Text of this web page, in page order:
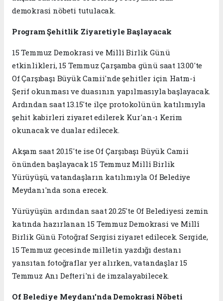
demokrasi nöbeti tutulacak.
Program Şehitlik Ziyaretiyle Başlayacak
15 Temmuz Demokrasi ve Millî Birlik Günü
etkinlikleri, 15 Temmuz Çarşamba günü saat 13.00'te
Of Çarşıbaşı Büyük Camii'nde şehitler için Hatm-i
Şerif okunması ve duasının yapılmasıyla başlayacak.
Ardından saat 13.15'te ilçe protokolünün katılımıyla
şehit kabirleri ziyaret edilerek Kur'an-ı Kerim
okunacak ve dualar edilecek.
Akşam saat 20.15'te ise Of Çarşıbaşı Büyük Camii
önünden başlayacak 15 Temmuz Millî Birlik
Yürüyüşü, vatandaşların katılımıyla Of Belediye
Meydanı'nda sona erecek.
Yürüyüşün ardından saat 20.25'te Of Belediyesi zemin
katında hazırlanan 15 Temmuz Demokrasi ve Millî
Birlik Günü Fotoğraf Sergisi ziyaret edilecek. Sergide,
15 Temmuz gecesinde milletin yazdığı destanı
yansıtan fotoğraflar yer alırken, vatandaşlar 15
Temmuz Anı Defteri'ni de imzalayabilecek.
Of Belediye Meydanı'nda Demokrasi Nöbeti